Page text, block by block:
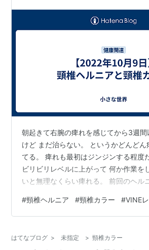
朝起きて右腕の痺れを感じてから3週間
けど まだ治らない。 というかどんどん
てる。 痺れも最初はジンジンする程度
ビリビリレベルに上がって 何か作業を
いと無理なくらい痺れる。 前回のヘル
その直後に見つかったという…。 まあ
に買ったのは もう汚くなってたので捨
ゾンで同じような商品を買う時にどれ
#頸椎ヘルニア #頸椎カラー #VINE
はてなブログ > 未指定 > 頸椎カラー